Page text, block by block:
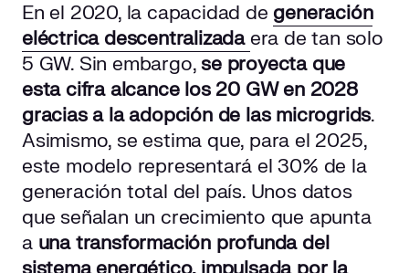
En el 2020, la capacidad de generación
eléctrica descentralizada era de tan solo
5 GW. Sin embargo,se proyecta que
esta cifra alcance los 20 GW en 2028
gracias a la adopción de las microgrids.
Asimismo, se estima que, para el 2025,
este modelo representará el 30% de la
generación total del país. Unos datos
que señalan un crecimiento que apunta
a una transformación profunda del